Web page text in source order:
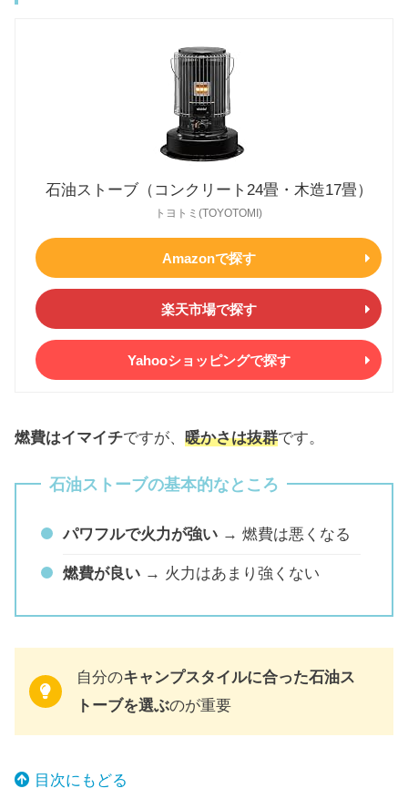
石油ストーブ（コンクリート24畳・木造17畳）
トヨトミ(TOYOTOMI)
Amazonで探す
楽天市場で探す
Yahooショッピングで探す
燃費はイマイチですが、 暖かさは抜群です。
石油ストーブの基本的なところ
パワフルで火力が強い → 燃費は悪くなる
燃費が良い → 火力はあまり強くない
自分のキャンプスタイルに合った石油ス
トーブを選ぶのが重要
目次にもどる